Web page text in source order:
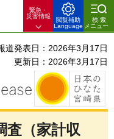
緊急・
災害情報
閲覧補助
Language
検索
メニュー
道発表日：2026年3月17日
更新日：2026年3月17日
査（家計収